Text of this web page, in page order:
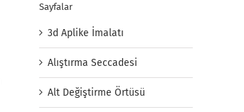
Sayfalar
3d Aplike İmalatı
Alıştırma Seccadesi
Alt Değiştirme Örtüsü